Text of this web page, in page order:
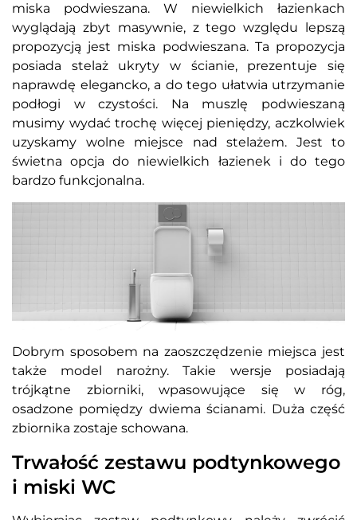
miska podwieszana. W niewielkich łazienkach
wyglądają zbyt masywnie, z tego względu lepszą
propozycją jest miska podwieszana. Ta propozycja
posiada stelaż ukryty w ścianie, prezentuje się
naprawdę elegancko, a do tego ułatwia utrzymanie
podłogi w czystości. Na muszlę podwieszaną
musimy wydać trochę więcej pieniędzy, aczkolwiek
uzyskamy wolne miejsce nad stelażem. Jest to
świetna opcja do niewielkich łazienek i do tego
bardzo funkcjonalna.
Dobrym sposobem na zaoszczędzenie miejsca jest
także model narożny. Takie wersje posiadają
trójkątne zbiorniki, wpasowujące się w róg,
osadzone pomiędzy dwiema ścianami. Duża część
zbiornika zostaje schowana.
Trwałość zestawu podtynkowego
i miski WC